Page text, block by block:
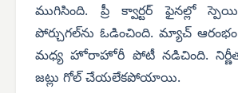
ముగిసింది. ప్రీ క్వార్టర్ ఫైనల్లో
పోర్చుగల్‌ను ఓడించింది. మ్యాచ్ ఆరంభం
మధ్య హోరాహోరీ పోటీ నడిచింది.
జట్లు గోల్ చేయలేకపోయాయి.